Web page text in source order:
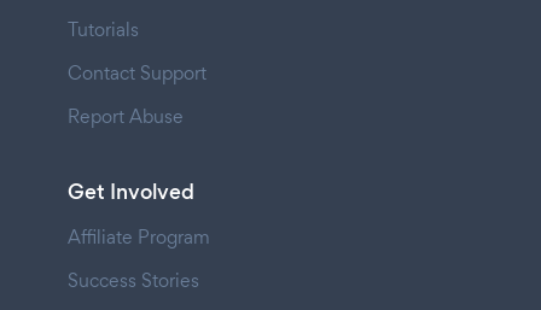
Tutorials
Contact Support
Report Abuse
Get Involved
Affiliate Program
Success Stories